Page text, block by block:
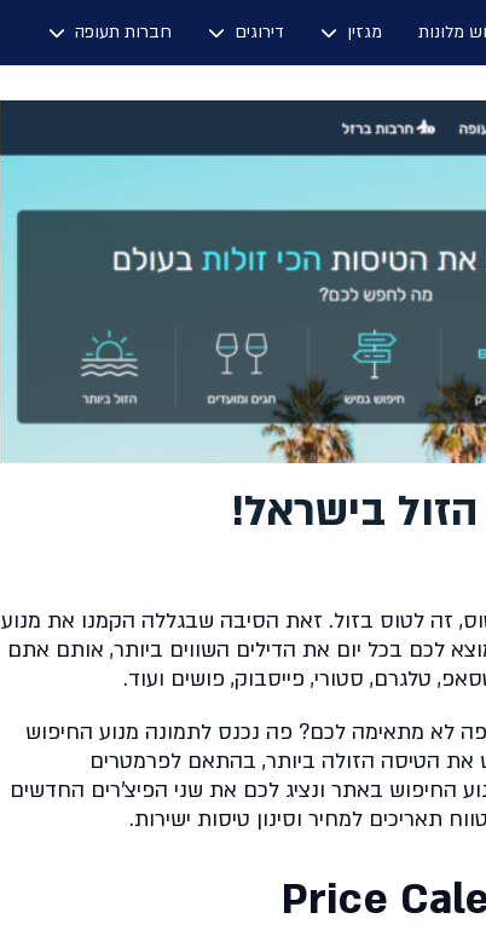
מלונות מגזין דירוגים חברות תעופה
בישראל!
זה לטוס בזול. זאת הסיבה שבגללה הקמנו את מנוע
לכם בכל יום את הדילים השווים ביותר, אותם אתם
טלגרם, סטורי, פייסבוק, פושים ועוד.
לא מתאימה לכם? פה נכנס לתמונה מנוע החיפוש
הטיסה הזולה ביותר, בהתאם לפרמטרים
החיפוש באתר ונציג לכם את שני הפיצ'רים החדשים
תאריכים למחיר וסינון טיסות ישירות.